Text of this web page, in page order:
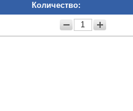
Количество: